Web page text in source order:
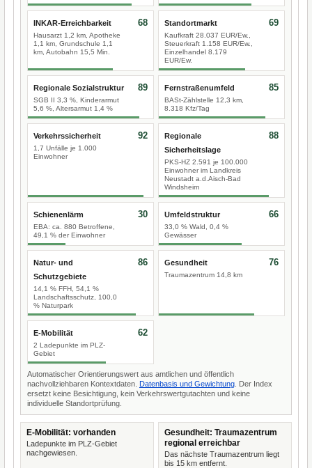
INKAR-Erreichbarkeit
Hausarzt 1,2 km, Apotheke
1,1 km, Grundschule 1,1
km, Autobahn 15,5 Min.
68 Standortmarkt
Kaufkraft 28.037 EUR/Ew.,
Steuerkraft 1.158 EUR/Ew.,
Einzelhandel 8.179
EUR/Ew.
69
Regionale Sozialstruktur
SGB II 3,3 %, Kinderarmut
5,6 %, Altersarmut 1,4 %
89 Fernstraßenumfeld
BASt-Zählstelle 12,3 km,
8.318 Kfz/Tag
85
Verkehrssicherheit
1,7 Unfälle je 1.000
Einwohner
92
Regionale
Sicherheitslage
PKS-HZ 2.591 je 100.000
Einwohner im Landkreis
Neustadt a.d.Aisch-Bad
Windsheim
88
Schienenlärm
EBA: ca. 880 Betroffene,
49,1 % der Einwohner
30 Umfeldstruktur
33,0 % Wald, 0,4 %
Gewässer
66
Natur- und
Schutzgebiete
14,1 % FFH, 54,1 %
Landschaftsschutz, 100,0
% Naturpark
86 Gesundheit
Traumazentrum 14,8 km
76
E-Mobilität
2 Ladepunkte im PLZ-
Gebiet
62
Automatischer Orientierungswert aus amtlichen und öffentlich
nachvollziehbaren Kontextdaten. Datenbasis und Gewichtung . Der Index
ersetzt keine Besichtigung, kein Verkehrswertgutachten und keine
individuelle Standortprüfung.
E-Mobilität: vorhanden
Ladepunkte im PLZ-Gebiet
nachgewiesen.
Gesundheit: Traumazentrum
regional erreichbar
Das nächste Traumazentrum liegt
bis 15 km entfernt.